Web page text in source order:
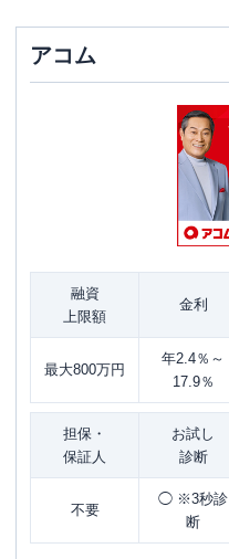
アコム
融資
上限額
金利
最大800万円
年2.4％～
17.9％
担保・
保証人
お試し
診断
不要
◯ ※3秒診
断